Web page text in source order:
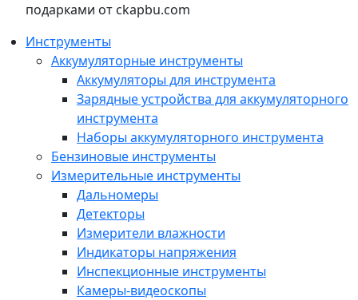
подарками от ckapbu.com
Инструменты
Аккумуляторные инструменты
Аккумуляторы для инструмента
Зарядные устройства для аккумуляторного
инструмента
Наборы аккумуляторного инструмента
Бензиновые инструменты
Измерительные инструменты
Дальномеры
Детекторы
Измерители влажности
Индикаторы напряжения
Инспекционные инструменты
Камеры-видеоскопы